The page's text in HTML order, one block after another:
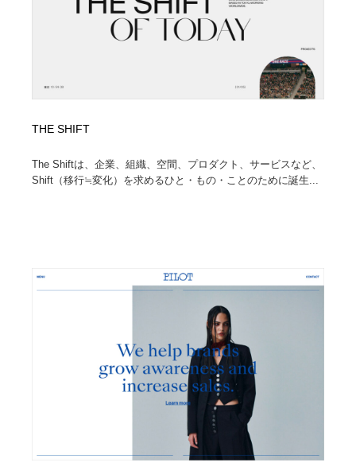
THE SHIFT
The Shiftは、企業、組織、空間、プロダクト、サービスなど、
Shift（移行≒変化）を求めるひと・もの・ことのために誕生...